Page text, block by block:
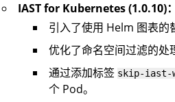
IAST for Kubernetes (1.0.10)：
引入了使用 Helm 图表的
优化了命名空间过滤的处
通过添加标签 skip-iast-
个 Pod。